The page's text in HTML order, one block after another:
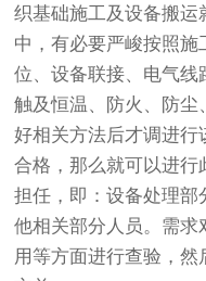
织基础施工及设备搬运
中，有必要严峻按照
位、设备联接、电气线
触及恒温、防火、防尘
好相关方法后才调进
合格，那么就可以进
担任，即：设备处理
他相关部分人员。需求
用等方面进行查验，